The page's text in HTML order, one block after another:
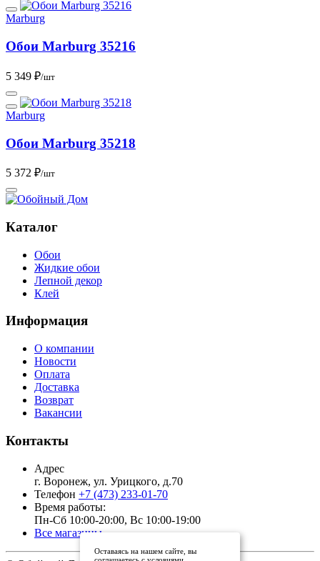
Marburg
Обои Marburg 35216
5 349 ₽/шт
Marburg
Обои Marburg 35218
5 372 ₽/шт
Каталог
Обои
Жидкие обои
Лепной декор
Клей
Информация
О компании
Новости
Оплата
Доставка
Возврат
Вакансии
Контакты
Адрес
г. Воронеж, ул. Урицкого, д.70
Телефон +7 (473) 233-01-70
Время работы:
Пн-Сб 10:00-20:00, Вс 10:00-19:00
Все магазины
Оставаясь на нашем сайте, вы